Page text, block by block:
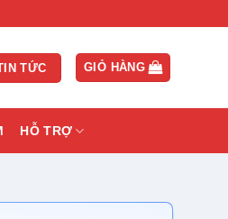
chính hãng, bảo hành , hỗ trợ nhanh.
TỨC GIỎ HÀNG
HỖ TRỢ